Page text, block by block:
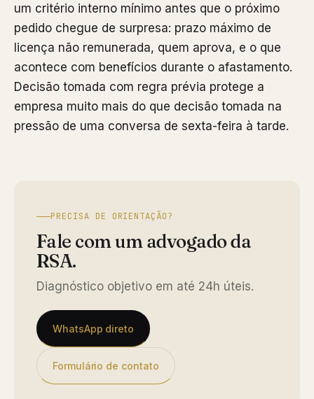
um critério interno mínimo antes que o próximo
pedido chegue de surpresa: prazo máximo de
licença não remunerada, quem aprova, e o que
acontece com benefícios durante o afastamento.
Decisão tomada com regra prévia protege a
empresa muito mais do que decisão tomada na
pressão de uma conversa de sexta-feira à tarde.
PRECISA DE ORIENTAÇÃO?
Fale com um advogado da
RSA.
Diagnóstico objetivo em até 24h úteis.
WhatsApp direto
Formulário de contato